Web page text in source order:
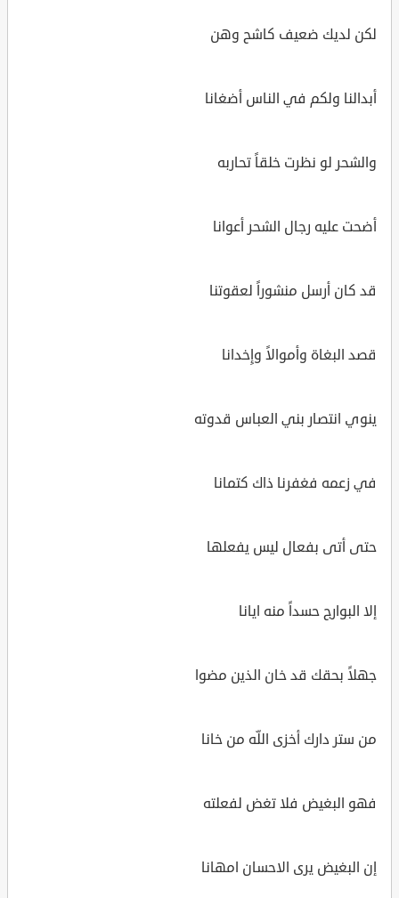
لكن لديك ضعيف كاشح وهن
أبدالنا ولكم في الناس أضغانا
والشحر لو نظرت خلقاً تحاربه
أضحت عليه رجال الشحر أعوانا
قد كان أرسل منشوراً لعقوتنا
قصد البغاة وأموالاً وإِخدانا
ينوي انتصار بني العباس قدوته
في زعمه فغفرنا ذاك كتمانا
حتى أتى بفعال ليس يفعلها
إلا البوارج حسداً منه ايانا
جهلاً بحقك قد خان الذين مضوا
من ستر دارك أخزى اللّه من خانا
فهو البغيض فلا تغض لفعلته
إن البغيض يرى الاحسان امهانا